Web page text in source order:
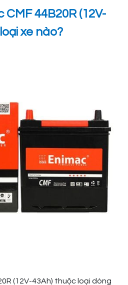
CMF 44B20R (12V-
xe nào?
(12V-43Ah) thuộc loại dòng